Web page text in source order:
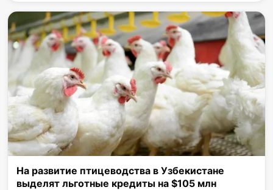
На развитие птицеводства в Узбекистане
выделят льготные кредиты на $105 млн